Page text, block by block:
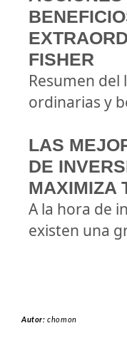
FISHER
Resumen del
ordinarias y
LAS
DE
MAXIMIZA
A la hora de
existen una
Autor:chomon